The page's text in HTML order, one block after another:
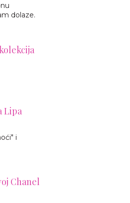
dolaze.
Lipa
i
Chanel